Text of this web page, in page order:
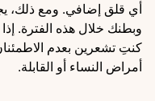
أي قلق إضافي. ومع ذلك،
وبطنك خلال هذه الفترة.
كنتِ تشعرين بعدم
أمراض النساء أو القابلة.